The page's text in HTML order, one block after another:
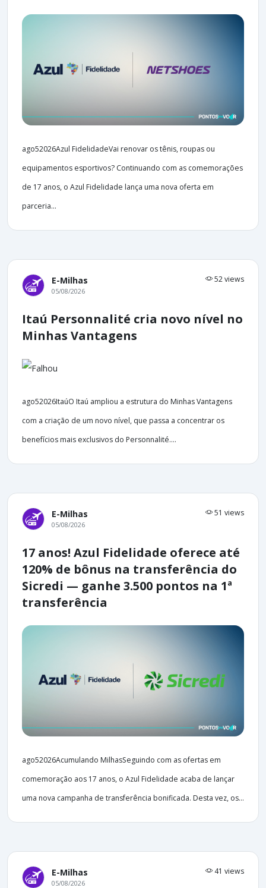
ago52026Azul FidelidadeVai renovar os tênis, roupas ou
equipamentos esportivos? Continuando com as comemorações
de 17 anos, o Azul Fidelidade lança uma nova oferta em
parceria...
E-Milhas 52 views
05/08/2026
Itaú Personnalité cria novo nível no
Minhas Vantagens
ago52026ItaúO Itaú ampliou a estrutura do Minhas Vantagens
com a criação de um novo nível, que passa a concentrar os
benefícios mais exclusivos do Personnalité....
E-Milhas 51 views
05/08/2026
17 anos! Azul Fidelidade oferece até
120% de bônus na transferência do
Sicredi — ganhe 3.500 pontos na 1ª
transferência
ago52026Acumulando MilhasSeguindo com as ofertas em
comemoração aos 17 anos, o Azul Fidelidade acaba de lançar
uma nova campanha de transferência bonificada. Desta vez, os...
E-Milhas 41 views
05/08/2026